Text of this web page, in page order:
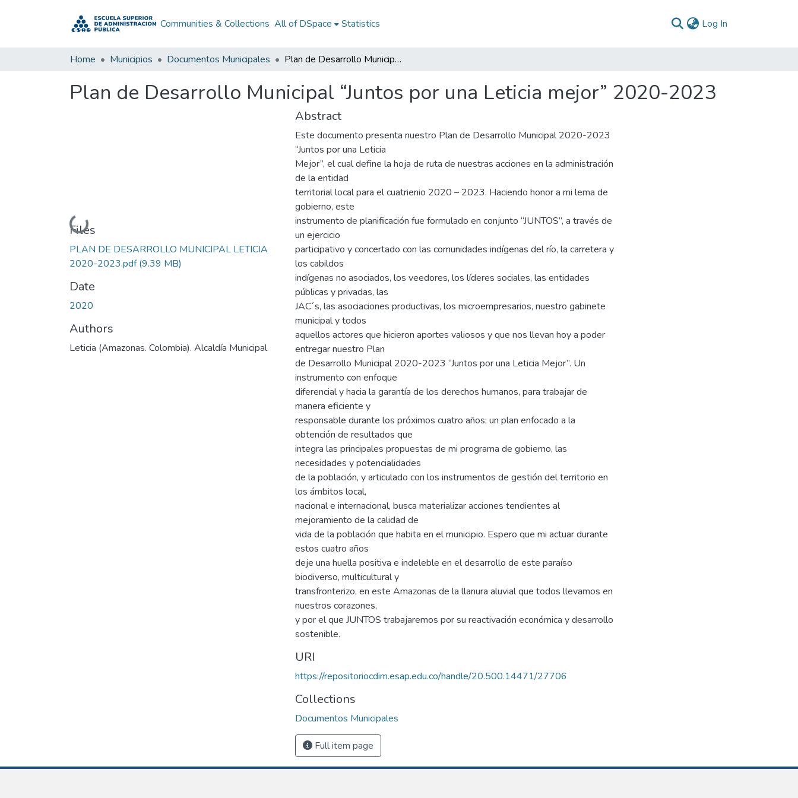
Communities & Collections All of DSpace Statistics Log In
Home Municipios Documentos Municipales Plan de Desarrollo Municipal “Juntos por una Leticia mejor” 2020-2023
Plan de Desarrollo Municipal “Juntos por una Leticia mejor” 2020-2023
Loading...
Files
PLAN DE DESARROLLO MUNICIPAL LETICIA
2020-2023.pdf(9.39 MB)
Date
2020
Authors
Leticia (Amazonas. Colombia). Alcaldía Municipal
Abstract
Este documento presenta nuestro Plan de Desarrollo Municipal 2020-2023
“Juntos por una Leticia
Mejor”, el cual define la hoja de ruta de nuestras acciones en la administración
de la entidad
territorial local para el cuatrienio 2020 – 2023. Haciendo honor a mi lema de
gobierno, este
instrumento de planificación fue formulado en conjunto “JUNTOS”, a través de
un ejercicio
participativo y concertado con las comunidades indígenas del río, la carretera y
los cabildos
indígenas no asociados, los veedores, los líderes sociales, las entidades
públicas y privadas, las
JAC´s, las asociaciones productivas, los microempresarios, nuestro gabinete
municipal y todos
aquellos actores que hicieron aportes valiosos y que nos llevan hoy a poder
entregar nuestro Plan
de Desarrollo Municipal 2020-2023 “Juntos por una Leticia Mejor”. Un
instrumento con enfoque
diferencial y hacia la garantía de los derechos humanos, para trabajar de
manera eficiente y
responsable durante los próximos cuatro años; un plan enfocado a la
obtención de resultados que
integra las principales propuestas de mi programa de gobierno, las
necesidades y potencialidades
de la población, y articulado con los instrumentos de gestión del territorio en
los ámbitos local,
nacional e internacional, busca materializar acciones tendientes al
mejoramiento de la calidad de
vida de la población que habita en el municipio. Espero que mi actuar durante
estos cuatro años
deje una huella positiva e indeleble en el desarrollo de este paraíso
biodiverso, multicultural y
transfronterizo, en este Amazonas de la llanura aluvial que todos llevamos en
nuestros corazones,
y por el que JUNTOS trabajaremos por su reactivación económica y desarrollo
sostenible.
URI
https://repositoriocdim.esap.edu.co/handle/20.500.14471/27706
Collections
Documentos Municipales
Full item page